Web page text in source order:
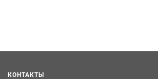
КОНТАКТЫ